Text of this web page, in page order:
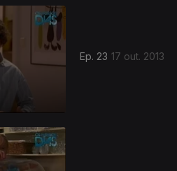
Ep. 23 17 out. 2013